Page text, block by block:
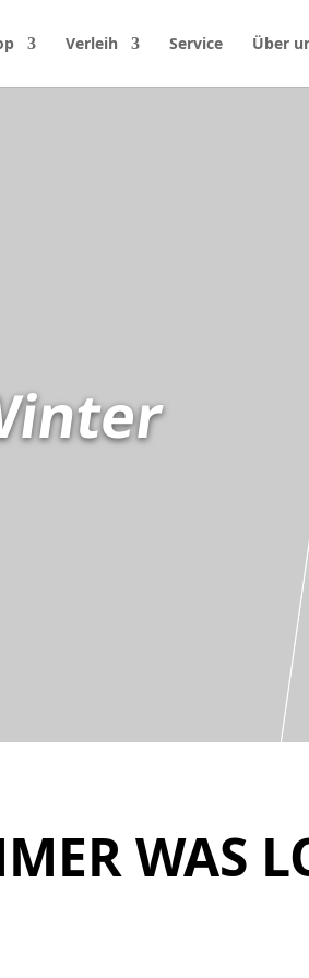
Verleih Service Über
WAS